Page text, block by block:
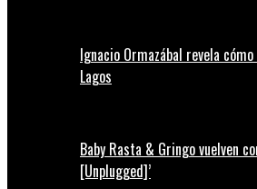
Ignacio Ormazábal revela
Lagos
Baby Rasta & Gringo vuelven
[Unplugged]’